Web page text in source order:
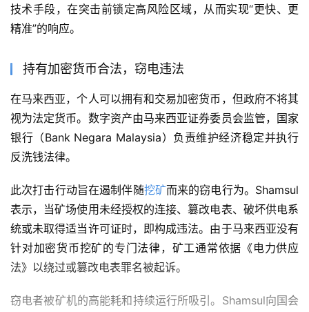
技术手段，在突击前锁定高风险区域，从而实现“更快、更
精准”的响应。
持有加密货币合法，窃电违法
在马来西亚，个人可以拥有和交易加密货币，但政府不将其
视为法定货币。数字资产由马来西亚证券委员会监管，国家
银行（Bank Negara Malaysia）负责维护经济稳定并执行
反洗钱法律。
此次打击行动旨在遏制伴随挖矿而来的窃电行为。Shamsul
表示，当矿场使用未经授权的连接、篡改电表、破坏供电系
统或未取得适当许可证时，即构成违法。由于马来西亚没有
针对加密货币挖矿的专门法律，矿工通常依据《电力供应
法》以绕过或篡改电表罪名被起诉。
窃电者被矿机的高能耗和持续运行所吸引。Shamsul向国会